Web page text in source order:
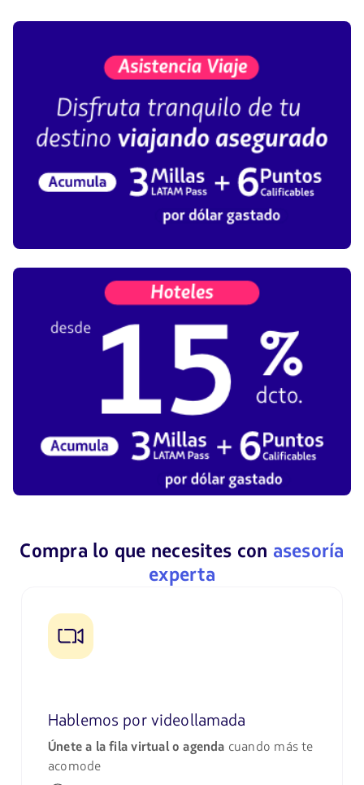
Compra lo que necesites con asesoría
experta
Hablemos por videollamada
Únete a la fila virtual o agenda cuando más te
acomode